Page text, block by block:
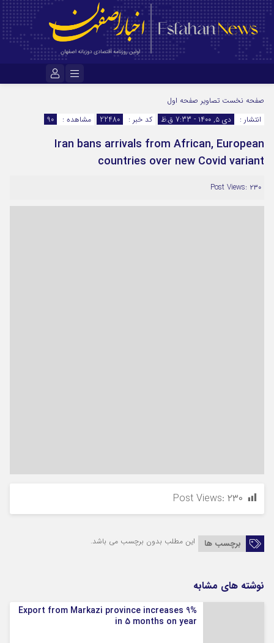
رمز عبور
مرا به خاطر بسپار
صفحه نخست تصاویر صفحه اول
انتشار :
دی ۵, ۱۴۰۰ - 7:33 ق.ظ کد خبر : 22480 مشاهده : 90
Iran bans arrivals from African, European
countries over new Covid variant
Post Views: ۲۳۰
Post Views: ۲۳۰
برچسب ها این مطلب بدون برچسب می باشد.
نوشته های مشابه
Export from Markazi province increases 9%
in 5 months on year